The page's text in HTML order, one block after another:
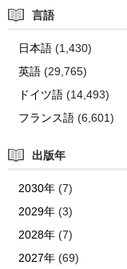
言語
日本語(1,430)
英語(29,765)
ドイツ語(14,493)
フランス語(6,601)
出版年
2030年(7)
2029年(3)
2028年(7)
2027年(69)